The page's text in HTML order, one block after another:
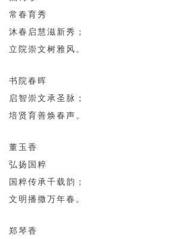
常春育秀
沐春启慧滋新秀；
立院崇文树雅风。
书院春晖
启智崇文承圣脉；
培贤育善焕春声。
董玉香
弘扬国粹
国粹传承千载韵；
文明播撒万年春。
郑琴香